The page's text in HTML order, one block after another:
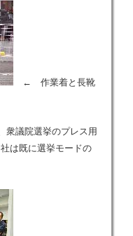
← 作業着と長靴
衆議院選挙のプレス用
は既に選挙モードの